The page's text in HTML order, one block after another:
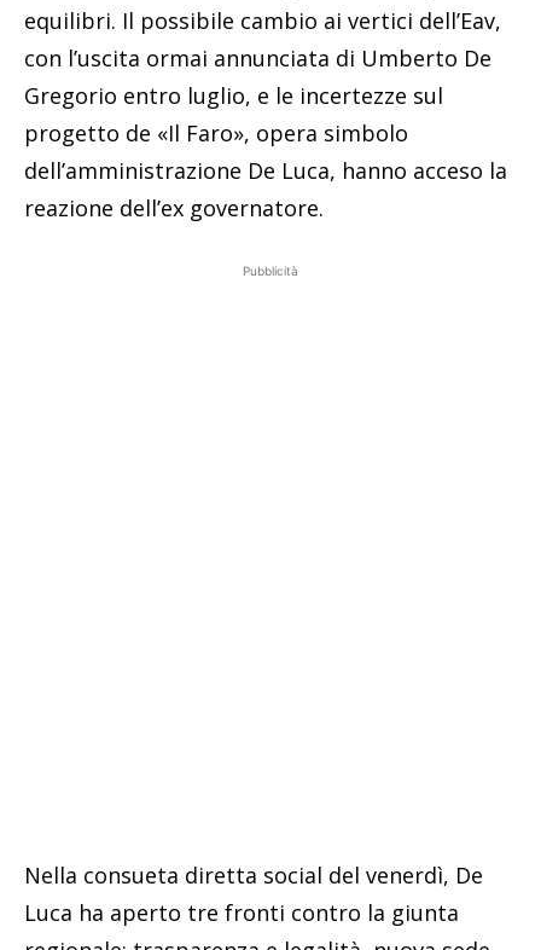
equilibri. Il possibile cambio ai vertici dell’Eav,
con l’uscita ormai annunciata di Umberto De
Gregorio entro luglio, e le incertezze sul
progetto de «Il Faro», opera simbolo
dell’amministrazione De Luca, hanno acceso la
reazione dell’ex governatore.
Pubblicità
Nella consueta diretta social del venerdì, De
Luca ha aperto tre fronti contro la giunta